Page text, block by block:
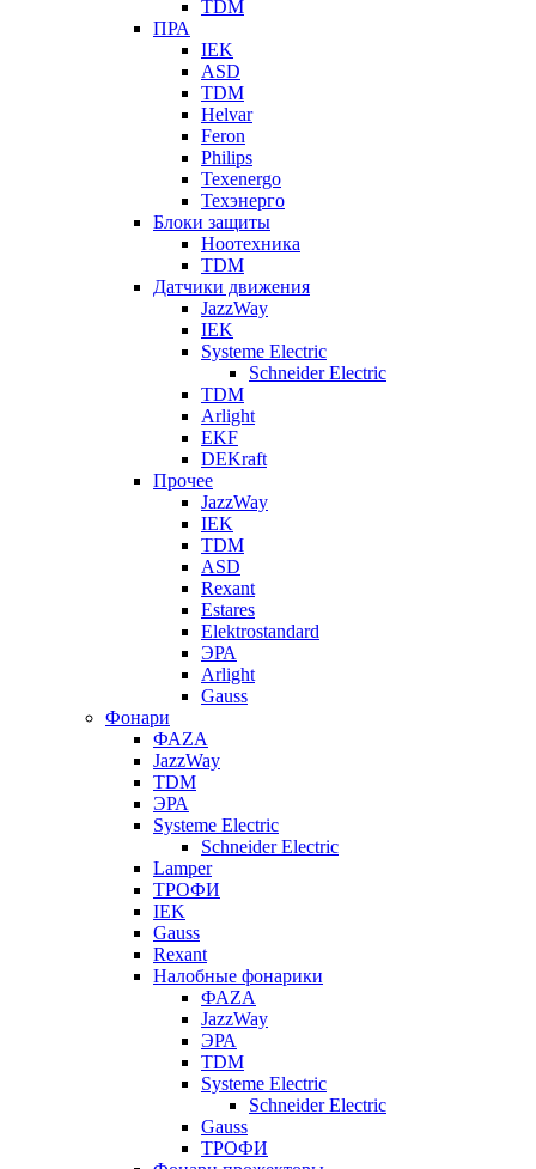
TDM
ПРА
IEK
ASD
TDM
Helvar
Feron
Philips
Texenergo
Техэнерго
Блоки защиты
Ноотехника
TDM
Датчики движения
JazzWay
IEK
Systeme Electric
Schneider Electric
TDM
Arlight
EKF
DEKraft
Прочее
JazzWay
IEK
TDM
ASD
Rexant
Estares
Elektrostandard
ЭРА
Arlight
Gauss
Фонари
ФАZА
JazzWay
TDM
ЭРА
Systeme Electric
Schneider Electric
Lamper
ТРОФИ
IEK
Gauss
Rexant
Налобные фонарики
ФАZА
JazzWay
ЭРА
TDM
Systeme Electric
Schneider Electric
Gauss
ТРОФИ